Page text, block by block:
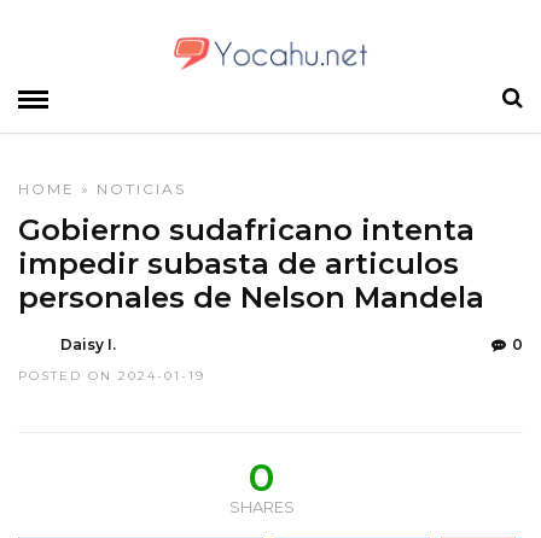
HOME » NOTICIAS
Gobierno sudafricano intenta
impedir subasta de articulos
personales de Nelson Mandela
Daisy I.
POSTED ON 2024-01-19
0
0
SHARES